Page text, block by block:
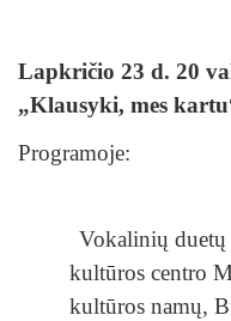
Lapkričio 23 d. 20
„Klausyki, mes
Programoje:
Vokalinių
kultūros centro
kultūros namų,